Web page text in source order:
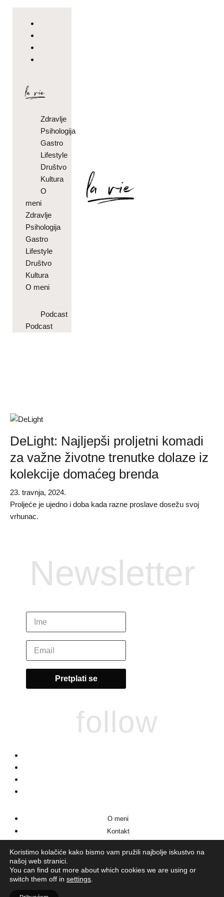
Zdravlje
Psihologija
Gastro
Lifestyle
Društvo
Kultura
O
meni
Zdravlje
Psihologija
Gastro
Lifestyle
Društvo
Kultura
O meni
Podcast
Podcast
DeLight: Najljepši proljetni komadi
za važne životne trenutke dolaze iz
kolekcije domaćeg brenda
23. travnja, 2024.
Proljeće je ujedno i doba kada razne proslave dosežu svoj
vrhunac.
Newsletter
follow
O meni
Kontakt
© 2026LaVie
Koristimo kolačiće kako bismo vam pružili najbolje iskustvo na
našoj web stranici.
You can find out more about which cookies we are using or
switch them off in settings